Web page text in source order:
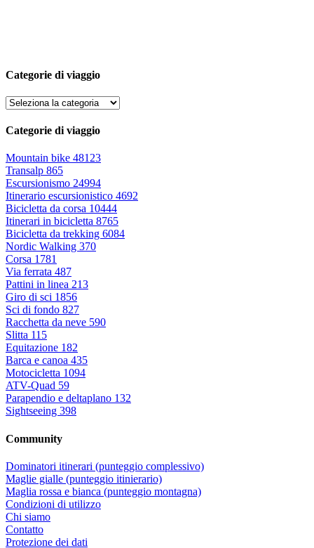
Categorie di viaggio
Categorie di viaggio
Mountain bike 48123
Transalp 865
Escursionismo 24994
Itinerario escursionistico 4692
Bicicletta da corsa 10444
Itinerari in bicicletta 8765
Bicicletta da trekking 6084
Nordic Walking 370
Corsa 1781
Via ferrata 487
Pattini in linea 213
Giro di sci 1856
Sci di fondo 827
Racchetta da neve 590
Slitta 115
Equitazione 182
Barca e canoa 435
Motocicletta 1094
ATV-Quad 59
Parapendio e deltaplano 132
Sightseeing 398
Community
Dominatori itinerari (punteggio complessivo)
Maglie gialle (punteggio itinierario)
Maglia rossa e bianca (punteggio montagna)
Condizioni di utilizzo
Chi siamo
Contatto
Protezione dei dati